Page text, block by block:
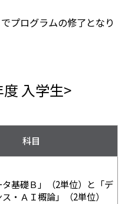
プログラムの修了となり
入学生>
科目
タ基礎Ｂ」（2単位）と「デ
・ＡＩ概論」（2単位）